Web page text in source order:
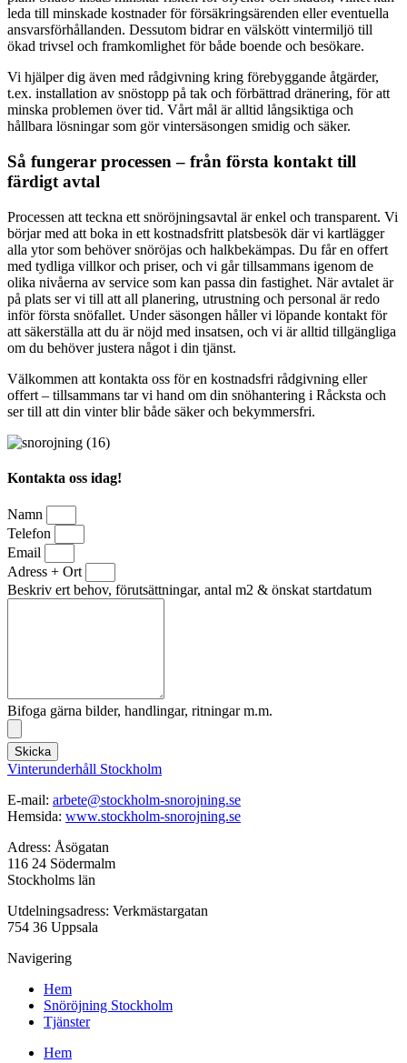
leda till minskade kostnader för försäkringsärenden eller eventuella
ansvarsförhållanden. Dessutom bidrar en välskött vintermiljö till
ökad trivsel och framkomlighet för både boende och besökare.
Vi hjälper dig även med rådgivning kring förebyggande åtgärder,
t.ex. installation av snöstopp på tak och förbättrad dränering, för att
minska problemen över tid. Vårt mål är alltid långsiktiga och
hållbara lösningar som gör vintersäsongen smidig och säker.
Så fungerar processen – från första kontakt till
färdigt avtal
Processen att teckna ett snöröjningsavtal är enkel och transparent. Vi
börjar med att boka in ett kostnadsfritt platsbesök där vi kartlägger
alla ytor som behöver snöröjas och halkbekämpas. Du får en offert
med tydliga villkor och priser, och vi går tillsammans igenom de
olika nivåerna av service som kan passa din fastighet. När avtalet är
på plats ser vi till att all planering, utrustning och personal är redo
inför första snöfallet. Under säsongen håller vi löpande kontakt för
att säkerställa att du är nöjd med insatsen, och vi är alltid tillgängliga
om du behöver justera något i din tjänst.
Välkommen att kontakta oss för en kostnadsfri rådgivning eller
offert – tillsammans tar vi hand om din snöhantering i Råcksta och
ser till att din vinter blir både säker och bekymmersfri.
Kontakta oss idag!
Namn
Telefon
Email
Adress + Ort
Beskriv ert behov, förutsättningar, antal m2 & önskat startdatum
Bifoga gärna bilder, handlingar, ritningar m.m.
Skicka
Vinterunderhåll Stockholm
E-mail: arbete@stockholm-snorojning.se
Hemsida: www.stockholm-snorojning.se
Adress: Åsögatan
116 24 Södermalm
Stockholms län
Utdelningsadress: Verkmästargatan
754 36 Uppsala
Navigering
Hem
Snöröjning Stockholm
Tjänster
Hem